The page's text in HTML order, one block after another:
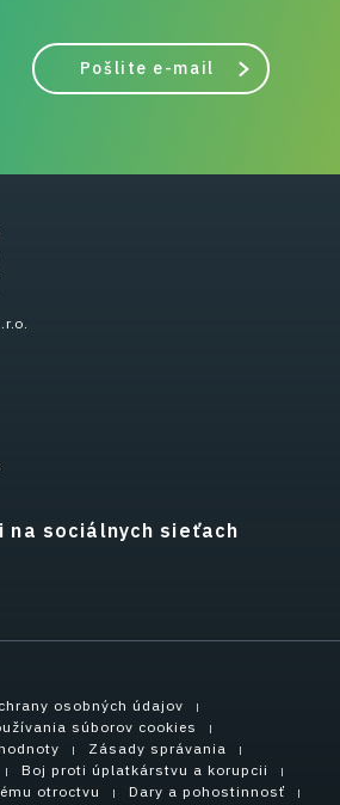
Pošlite e-mail
na sociálnych sieťach
osobných údajov
súborov cookies
Zásady správania
Boj proti úplatkárstvu a korupcii
otroctvu
Dary a pohostinnosť